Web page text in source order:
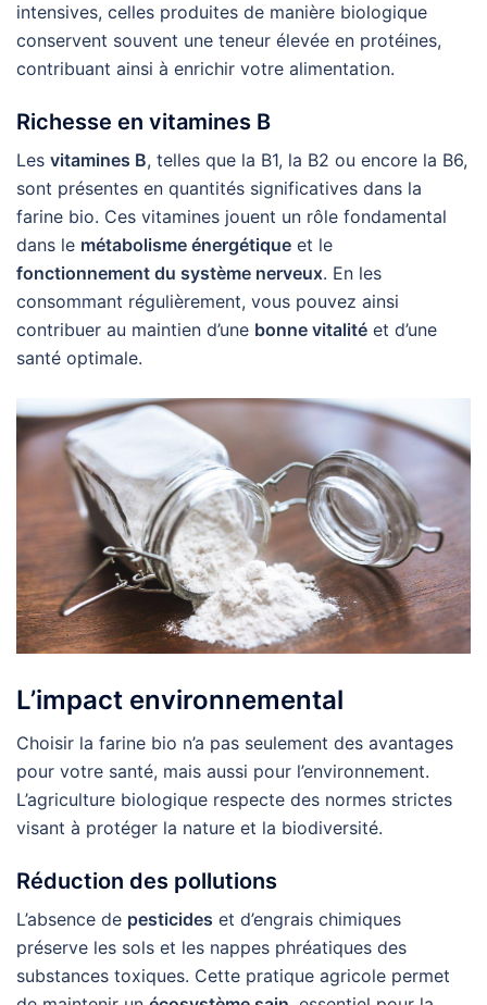
intensives, celles produites de manière biologique
conservent souvent une teneur élevée en protéines,
contribuant ainsi à enrichir votre alimentation.
Richesse en vitamines B
Les vitamines B, telles que la B1, la B2 ou encore la B6,
sont présentes en quantités significatives dans la
farine bio. Ces vitamines jouent un rôle fondamental
dans le métabolisme énergétique et le
fonctionnement du système nerveux. En les
consommant régulièrement, vous pouvez ainsi
contribuer au maintien d’une bonne vitalité et d’une
santé optimale.
L’impact environnemental
Choisir la farine bio n’a pas seulement des avantages
pour votre santé, mais aussi pour l’environnement.
L’agriculture biologique respecte des normes strictes
visant à protéger la nature et la biodiversité.
Réduction des pollutions
L’absence de pesticides et d’engrais chimiques
préserve les sols et les nappes phréatiques des
substances toxiques. Cette pratique agricole permet